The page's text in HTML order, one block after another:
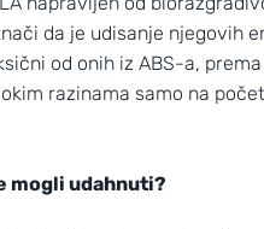
da je udisanje njegovih
od onih iz ABS-a,
razinama samo na
mogli udahnuti?